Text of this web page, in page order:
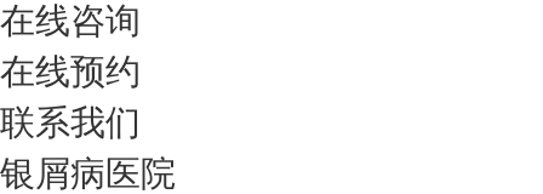
在线咨询
在线预约
联系我们
银屑病医院